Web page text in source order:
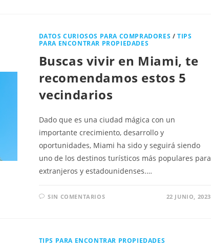
DATOS CURIOSOS PARA COMPRADORES / TIPS
PARA ENCONTRAR PROPIEDADES
Buscas vivir en Miami, te
recomendamos estos 5
vecindarios
Dado que es una ciudad mágica con un
importante crecimiento, desarrollo y
oportunidades, Miami ha sido y seguirá siendo
uno de los destinos turísticos más populares para
extranjeros y estadounidenses.…
SIN COMENTARIOS 22 JUNIO, 2023
TIPS PARA ENCONTRAR PROPIEDADES